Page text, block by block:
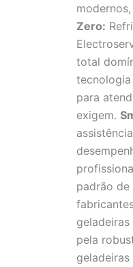
Zero:
total
tecnologia
para
exigem.
padrão de
pela